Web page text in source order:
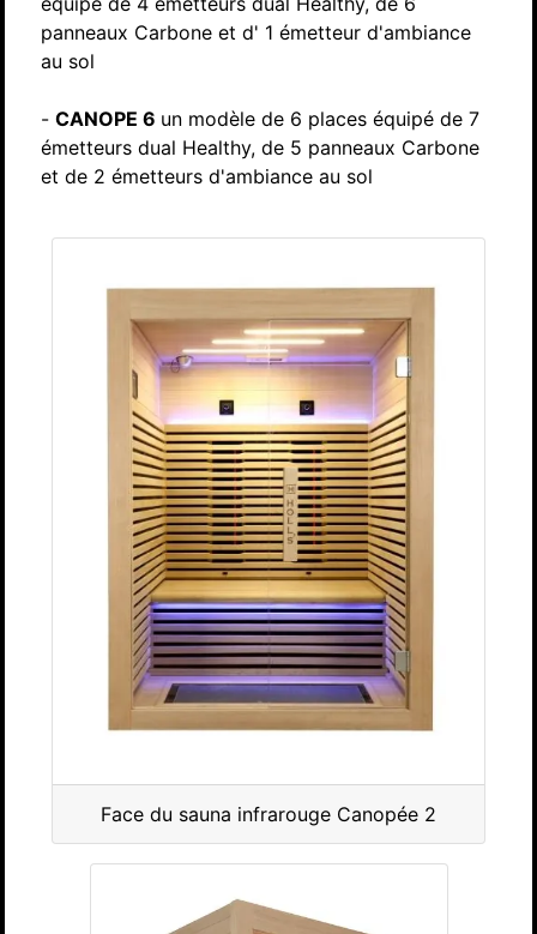
panneaux Carbone et d' 1 émetteur d'ambiance
au sol
- CANOPE 6 un modèle de 6 places équipé de 7
émetteurs dual Healthy, de 5 panneaux Carbone
et de 2 émetteurs d'ambiance au sol
Face du sauna infrarouge Canopée 2